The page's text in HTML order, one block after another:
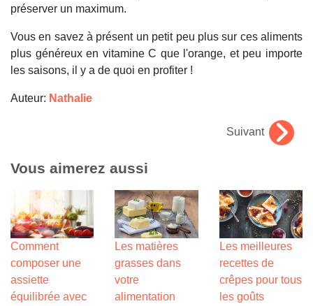
préserver un maximum.
Vous en savez à présent un petit peu plus sur ces aliments
plus généreux en vitamine C que l'orange, et peu importe
les saisons, il y a de quoi en profiter !
Auteur: Nathalie
Suivant
Vous aimerez aussi
Comment
composer une
assiette
équilibrée avec
Les matières
grasses dans
votre
alimentation
Les meilleures
recettes de
crêpes pour tous
les goûts